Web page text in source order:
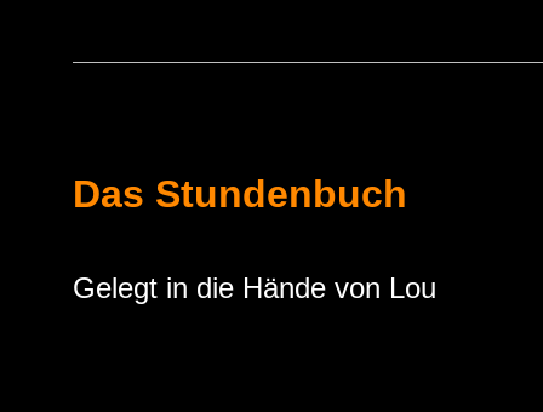
Das Stundenbuch
Gelegt in die Hände von Lou